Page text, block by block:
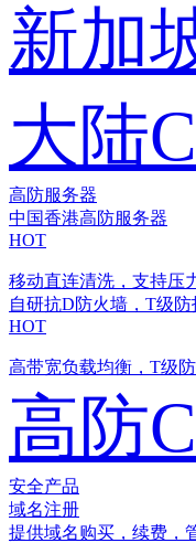
新加
大陆
高防服务器
中国香港高防服务器
HOT
移动直连清洗，支持压
自研抗D防火墙，T级防
HOT
高带宽负载均衡，T级
高防
安全产品
域名注册
提供域名购买，续费，